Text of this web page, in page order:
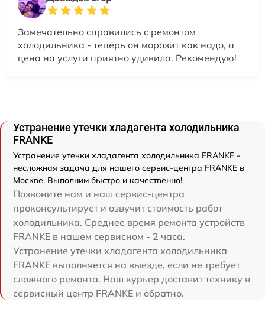
Замечательно справились с ремонтом
холодильника - теперь он морозит как надо, а
цена на услуги приятно удивила. Рекомендую!
Устранение утечки хладагента холодильника
FRANKE
Устранение утечки хладагента холодильника FRANKE -
несложная задача для нашего сервис-центра FRANKE в
Москве. Выполним быстро и качественно!
Позвоните нам и наш сервис-центра
проконсультирует и озвучит стоимость работ
холодильника. Среднее время ремонта устройств
FRANKE в нашем сервисном - 2 часа.
Устранение утечки хладагента холодильника
FRANKE выполняется на выезде, если не требует
сложного ремонта. Наш курьер доставит технику в
сервисный центр FRANKE и обратно.